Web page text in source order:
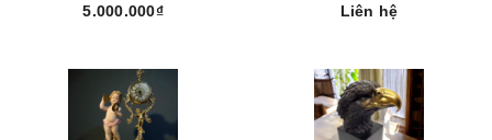
5.000.000₫ Liên hệ